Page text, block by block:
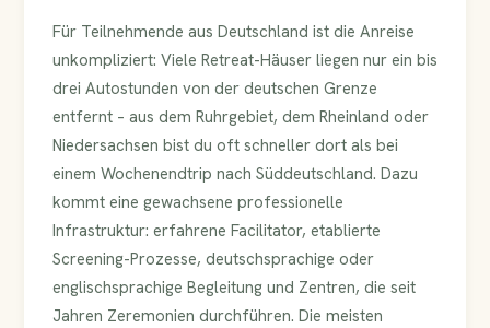
Für Teilnehmende aus Deutschland ist die Anreise
unkompliziert: Viele Retreat-Häuser liegen nur ein bis
drei Autostunden von der deutschen Grenze
entfernt – aus dem Ruhrgebiet, dem Rheinland oder
Niedersachsen bist du oft schneller dort als bei
einem Wochenendtrip nach Süddeutschland. Dazu
kommt eine gewachsene professionelle
Infrastruktur: erfahrene Facilitator, etablierte
Screening-Prozesse, deutschsprachige oder
englischsprachige Begleitung und Zentren, die seit
Jahren Zeremonien durchführen. Die meisten